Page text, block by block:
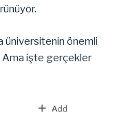
üniversitenin önemli
Ama işte gerçekler